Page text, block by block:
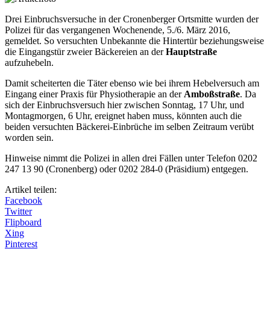
Drei Einbruchsversuche in der Cronenberger Ortsmitte wurden der
Polizei für das vergangenen Wochenende, 5./6. März 2016,
gemeldet. So versuchten Unbekannte die Hintertür beziehungsweise
die Eingangstür zweier Bäckereien an derHauptstraße
aufzuhebeln.
Damit scheiterten die Täter ebenso wie bei ihrem Hebelversuch am
Eingang einer Praxis für Physiotherapie an der Amboßstraße. Da
sich der Einbruchsversuch hier zwischen Sonntag, 17 Uhr, und
Montagmorgen, 6 Uhr, ereignet haben muss, könnten auch die
beiden versuchten Bäckerei-Einbrüche im selben Zeitraum verübt
worden sein.
Hinweise nimmt die Polizei in allen drei Fällen unter Telefon 0202
247 13 90 (Cronenberg) oder 0202 284-0 (Präsidium) entgegen.
Artikel teilen:
Facebook
Twitter
Flipboard
Xing
Pinterest